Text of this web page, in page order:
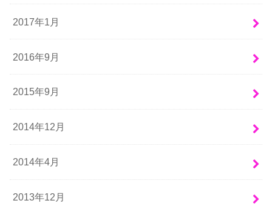
2017年1月
2016年9月
2015年9月
2014年12月
2014年4月
2013年12月